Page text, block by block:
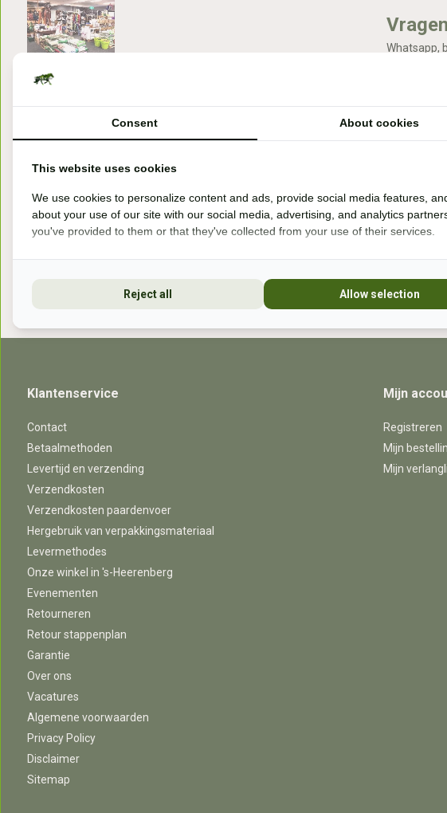
Bezoek onze winkel
Openingstijden
Whatsapp,
10 jaar
paradise.
Klantenservice
Contact
Betaalmethoden
Levertijd en verzending
Verzendkosten
Verzendkosten paardenvoer
Hergebruik van verpakkingsmateriaal
Levermethodes
Onze winkel in 's-Heerenberg
Evenementen
Retourneren
Retour stappenplan
Garantie
Over ons
Vacatures
Algemene voorwaarden
Privacy Policy
Disclaimer
Sitemap
Mijn
Registreren
Mijn
Mijn
Consent About cookies
This website uses cookies
We use cookies to personalize content and ads, provide social media features,
about your use of our site with our social media, advertising, and analytics
you've provided to them or that they've collected from your use of their services.
Reject all Allow selection